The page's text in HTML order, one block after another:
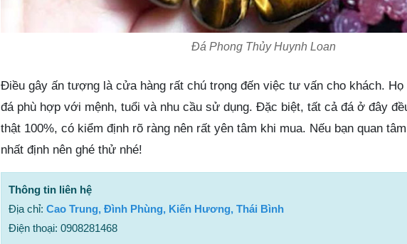
Đá Phong Thủy Huynh Loan
Điều gây ấn tượng là cửa hàng rất chú trọng đến việc tư vấn cho khách. Họ
đá phù hợp với mệnh, tuổi và nhu cầu sử dụng. Đặc biệt, tất cả đá ở đây
thật 100%, có kiểm định rõ ràng nên rất yên tâm khi mua. Nếu bạn quan
nhất định nên ghé thử nhé!
Thông tin liên hệ
Địa chỉ: Cao Trung, Đình Phùng, Kiến Hương, Thái Bình
Điện thoại: 0908281468